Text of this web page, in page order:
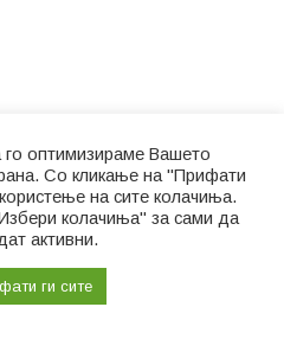
оптимизираме Вашето
Со кликање на "Прифати
на сите колачиња.
колачиња" за сами да
активни.
ги сите